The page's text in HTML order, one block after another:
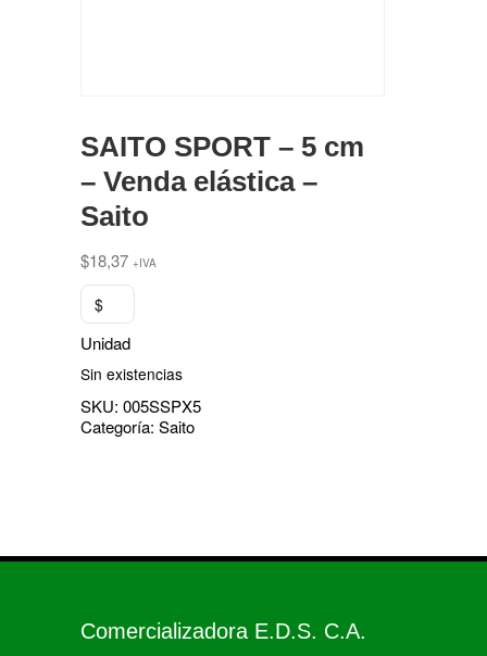
SAITO SPORT – 5 cm
– Venda elástica –
Saito
$18,37 +IVA
$
Unidad
Sin existencias
SKU: 005SSPX5
Categoría: Saito
Comercializadora E.D.S. C.A.